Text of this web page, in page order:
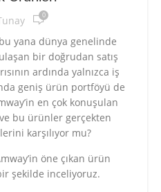
0
yana dünya genelinde
bir doğrudan satış
ardında yalnızca iş
geniş ürün portföyü de
en çok konuşulan
bu ürünler gerçekten
karşılıyor mu?
öne çıkan ürün
şekilde inceliyoruz.